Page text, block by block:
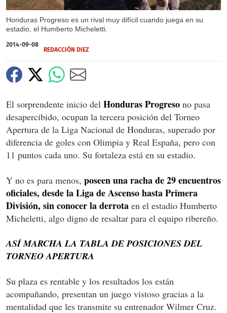
Honduras Progreso es un rival muy difícil cuando juega en su
estadio, el Humberto Micheletti.
2014-09-08
REDACCIÓN DIEZ
El sorprendente inicio del Honduras Progreso no pasa
desapercibido, ocupan la tercera posición del Torneo
Apertura de la Liga Nacional de Honduras, superado por
diferencia de goles con Olimpia y Real España, pero con
11 puntos cada uno. Su fortaleza está en su estadio.
Y no es para menos, poseen una racha de 29 encuentros
oficiales, desde la Liga de Ascenso hasta Primera
División, sin conocer la derrota en el estadio Humberto
Micheletti, algo digno de resaltar para el equipo ribereño.
ASÍ MARCHA LA TABLA DE POSICIONES DEL
TORNEO APERTURA
Su plaza es rentable y los resultados los están
acompañando, presentan un juego vistoso gracias a la
mentalidad que les transmite su entrenador Wilmer Cruz.